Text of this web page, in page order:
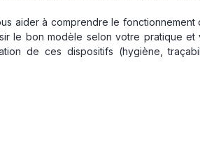
aider à comprendre le fonctionnement
le bon modèle selon votre pratique et
de ces dispositifs (hygiène,